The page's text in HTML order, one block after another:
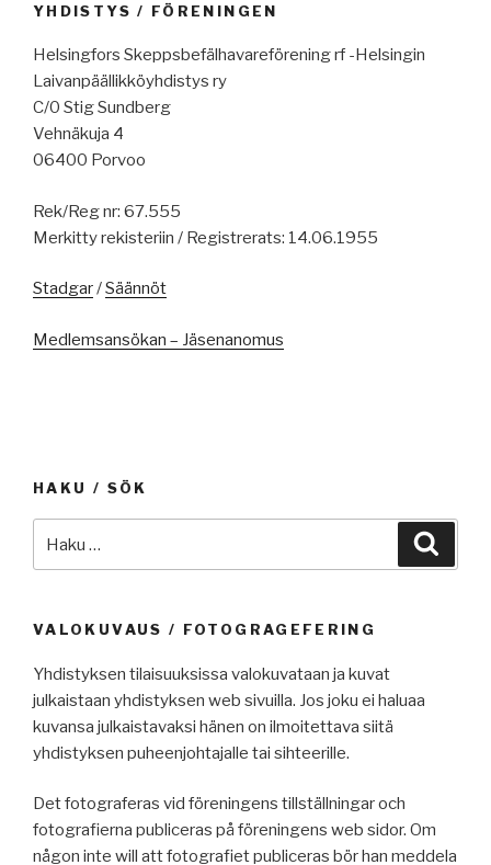
YHDISTYS / FÖRENINGEN
Helsingfors Skeppsbefälhavareförening rf -Helsingin
Laivanpäällikköyhdistys ry
C/0 Stig Sundberg
Vehnäkuja 4
06400 Porvoo
Rek/Reg nr: 67.555
Merkitty rekisteriin / Registrerats: 14.06.1955
Stadgar/Säännöt
Medlemsansökan – Jäsenanomus
HAKU / SÖK
VALOKUVAUS / FOTOGRAGEFERING
Yhdistyksen tilaisuuksissa valokuvataan ja kuvat
julkaistaan yhdistyksen web sivuilla. Jos joku ei haluaa
kuvansa julkaistavaksi hänen on ilmoitettava siitä
yhdistyksen puheenjohtajalle tai sihteerille.
Det fotograferas vid föreningens tillställningar och
fotografierna publiceras på föreningens web sidor. Om
någon inte will att fotografiet publiceras bör han meddela